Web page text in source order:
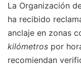
La Organización
ha recibido
anclaje en zonas
kilómetros por
recomiendan